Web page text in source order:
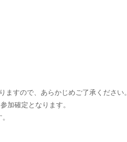
すので、あらかじめご了承ください。
加確定となります。